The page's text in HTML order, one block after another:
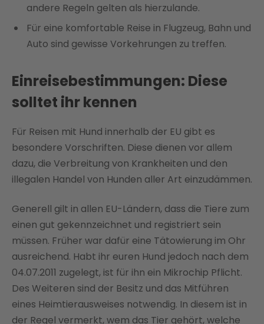
andere Regeln gelten als hierzulande.
Für eine komfortable Reise in Flugzeug, Bahn und
Auto sind gewisse Vorkehrungen zu treffen.
Einreisebestimmungen: Diese
solltet ihr kennen
Für Reisen mit Hund innerhalb der EU gibt es
besondere Vorschriften. Diese dienen vor allem
dazu, die Verbreitung von Krankheiten und den
illegalen Handel von Hunden aller Art einzudämmen.
Generell gilt in allen EU-Ländern, dass die Tiere zum
einen gut gekennzeichnet und registriert sein
müssen. Früher war dafür eine Tätowierung im Ohr
ausreichend. Habt ihr euren Hund jedoch nach dem
04.07.2011 zugelegt, ist für ihn ein Mikrochip Pflicht.
Des Weiteren sind der Besitz und das Mitführen
eines Heimtierausweises notwendig. In diesem ist in
der Regel vermerkt, wem das Tier gehört, welche